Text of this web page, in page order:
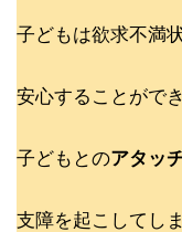
子どもは欲求不満
安心することがで
子どもとのアタッ
支障を起こしてし